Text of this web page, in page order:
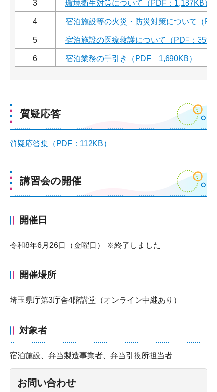
3 環境衛生対策について（PDF：1,187KB）
4 宿泊施設等の火災・防災対策について（
5 宿泊施設の医療救護について（PDF：
6 宿泊業務の手引き（PDF：1,690KB）
質疑応答
質疑応答集（PDF：112KB）
講習会の開催
開催日
令和8年6月26日（金曜日） ※終了しました
開催場所
埼玉県庁第3庁舎4階講堂（オンライン中継あり）
対象者
宿泊施設、弁当製造事業者、弁当引換所担当者
お問い合わせ